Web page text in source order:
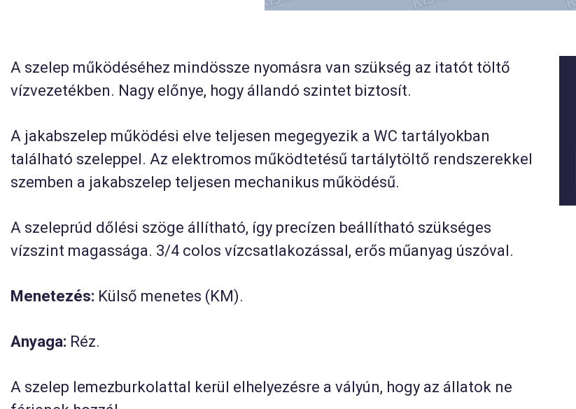
A szelep működéséhez mindössze nyomásra van szükség az itatót töltő
vízvezetékben. Nagy előnye, hogy állandó szintet biztosít.
A jakabszelep működési elve teljesen megegyezik a WC tartályokban
található szeleppel. Az elektromos működtetésű tartálytöltő rendszerekkel
szemben a jakabszelep teljesen mechanikus működésű.
A szeleprúd dőlési szöge állítható, így precízen beállítható szükséges
vízszint magassága. 3/4 colos vízcsatlakozással, erős műanyag úszóval.
Menetezés: Külső menetes (KM).
Anyaga: Réz.
A szelep lemezburkolattal kerül elhelyezésre a vályún, hogy az állatok ne